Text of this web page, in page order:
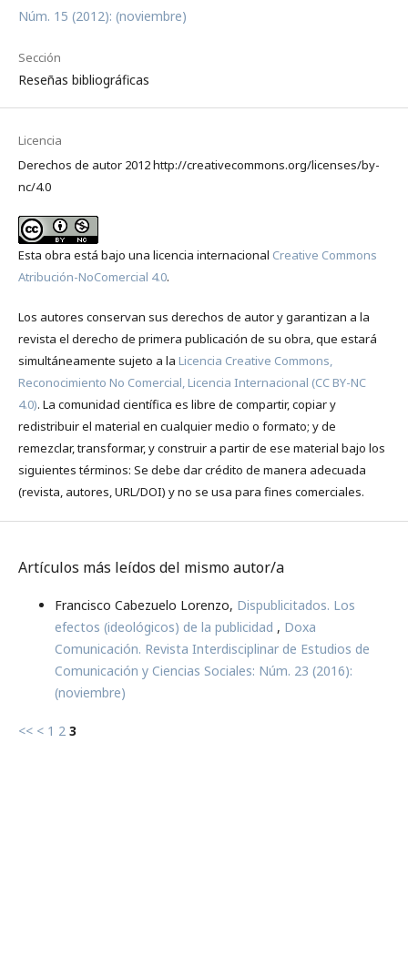
Núm. 15 (2012): (noviembre)
Sección
Reseñas bibliográficas
Licencia
Derechos de autor 2012 http://creativecommons.org/licenses/by-
nc/4.0
Esta obra está bajo una licencia internacional Creative Commons
Atribución-NoComercial 4.0.
Los autores conservan sus derechos de autor y garantizan a la
revista el derecho de primera publicación de su obra, que estará
simultáneamente sujeto a la Licencia Creative Commons,
Reconocimiento No Comercial, Licencia Internacional (CC BY-NC
4.0). La comunidad científica es libre de compartir, copiar y
redistribuir el material en cualquier medio o formato; y de
remezclar, transformar, y construir a partir de ese material bajo los
siguientes términos: Se debe dar crédito de manera adecuada
(revista, autores, URL/DOI) y no se usa para fines comerciales.
Artículos más leídos del mismo autor/a
Francisco Cabezuelo Lorenzo, Dispublicitados. Los
efectos (ideológicos) de la publicidad , Doxa
Comunicación. Revista Interdisciplinar de Estudios de
Comunicación y Ciencias Sociales: Núm. 23 (2016):
(noviembre)
<< < 1 2 3